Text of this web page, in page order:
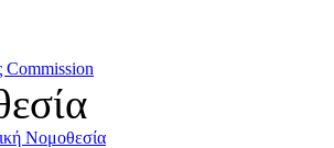
Commission
Νομοθεσία